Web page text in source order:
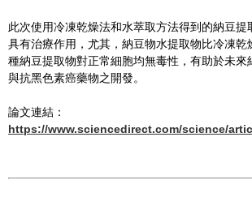
此次使用冷凍乾燥法和水萃取方法得到的納豆提
具有治療作用，尤其，納豆物水提取物比冷凍乾
種納豆提取物對正常細胞均無毒性，有助於未來
與抗黑色素癌藥物之開發。
論文連結：
https://www.sciencedirect.com/science/